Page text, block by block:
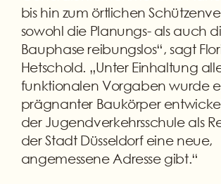
bis hin zum örtlichen
sowohl die Planungs- als auch
Bauphase reibungslos“, sagt
Hetschold. „Unter Einhaltung
funktionalen Vorgaben wurde
prägnanter Baukörper
der Jugendverkehrsschule als
der Stadt Düsseldorf eine neue,
angemessene Adresse gibt.“